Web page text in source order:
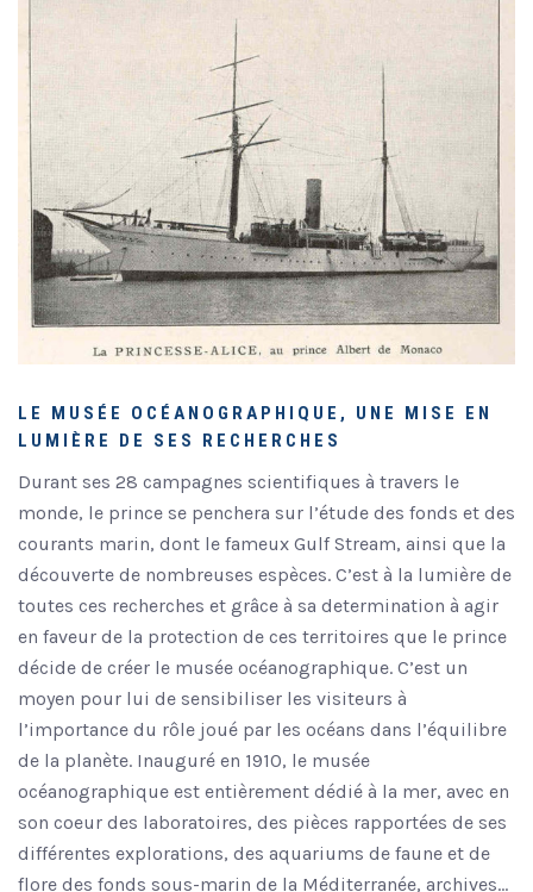
LE MUSÉE OCÉANOGRAPHIQUE, UNE MISE EN
LUMIÈRE DE SES RECHERCHES
Durant ses 28 campagnes scientifiques à travers le
monde, le prince se penchera sur l’étude des fonds et des
courants marin, dont le fameux Gulf Stream, ainsi que la
découverte de nombreuses espèces. C’est à la lumière de
toutes ces recherches et grâce à sa determination à agir
en faveur de la protection de ces territoires que le prince
décide de créer le musée océanographique. C’est un
moyen pour lui de sensibiliser les visiteurs à
l’importance du rôle joué par les océans dans l’équilibre
de la planète. Inauguré en 1910, le musée
océanographique est entièrement dédié à la mer, avec en
son coeur des laboratoires, des pièces rapportées de ses
différentes explorations, des aquariums de faune et de
flore des fonds sous-marin de la Méditerranée, archives…